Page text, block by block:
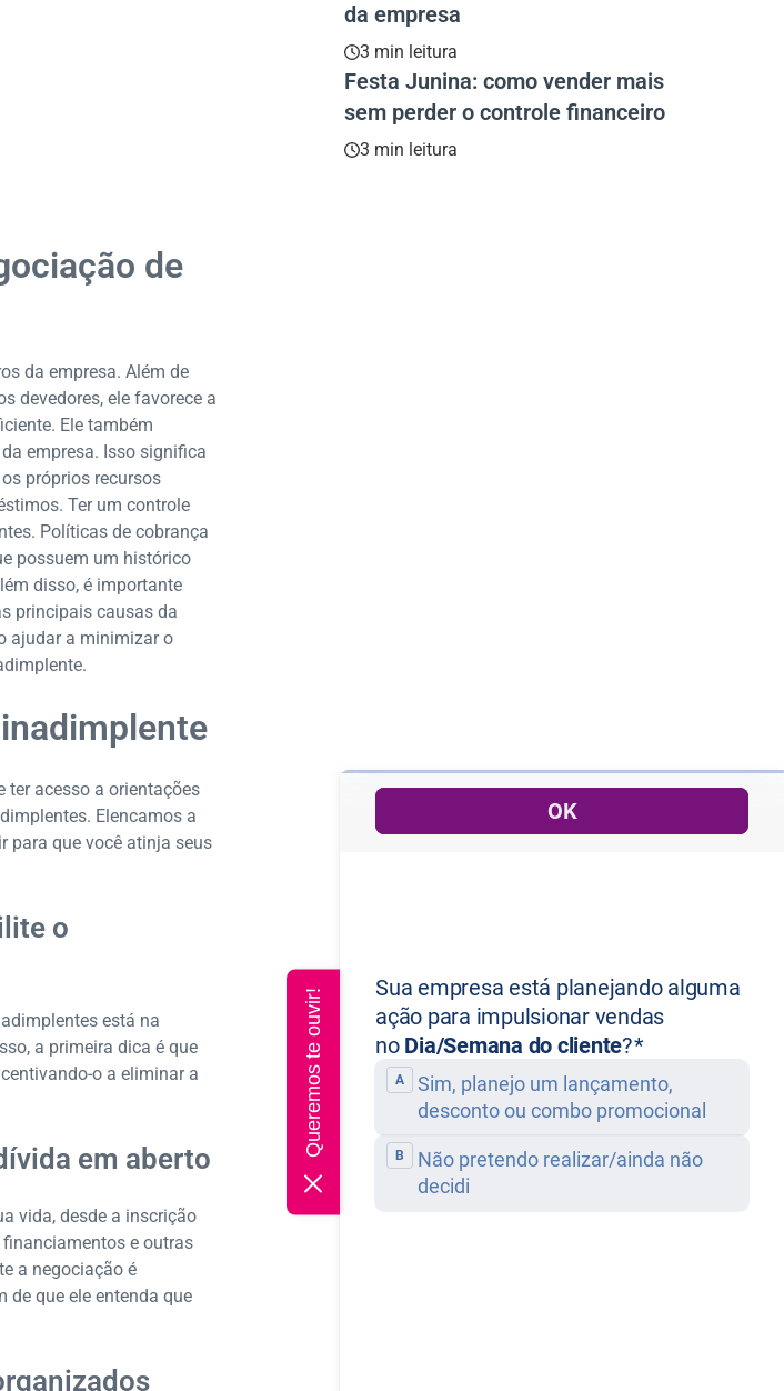
de
da empresa. Além de
devedores, ele favorece a
Ele também
empresa. Isso significa
próprios recursos
Ter um controle
Políticas de cobrança
possuem um histórico
disso, é importante
principais causas da
ajudar a minimizar o
ter acesso a orientações
Elencamos a
para que você atinja seus
o
está na
a primeira dica é que
o a eliminar a
em aberto
vida, desde a inscrição
e outras
a negociação é
de que ele entenda que
da empresa
3 min leitura
Festa Junina: como vender mais
sem perder o controle financeiro
3 min leitura
Queremos te ouvir!